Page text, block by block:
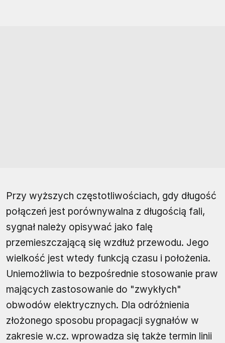
Przy wyższych częstotliwościach, gdy długość
połączeń jest porównywalna z długością fali,
sygnał należy opisywać jako falę
przemieszczającą się wzdłuż przewodu. Jego
wielkość jest wtedy funkcją czasu i położenia.
Uniemożliwia to bezpośrednie stosowanie praw
mających zastosowanie do "zwykłych"
obwodów elektrycznych. Dla odróżnienia
złożonego sposobu propagacji sygnałów w
zakresie w.cz. wprowadza się także termin linii